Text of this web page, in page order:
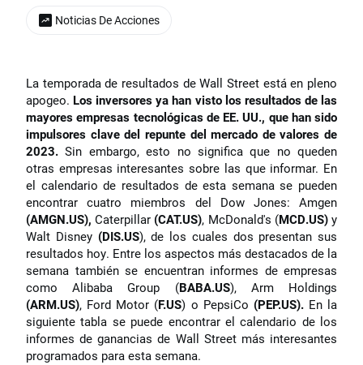
La temporada de resultados de Wall Street está en pleno
apogeo. Los inversores ya han visto los resultados de las
mayores empresas tecnológicas de EE. UU., que han sido
impulsores clave del repunte del mercado de valores de
2023. Sin embargo, esto no significa que no queden
otras empresas interesantes sobre las que informar. En
el calendario de resultados de esta semana se pueden
encontrar cuatro miembros del Dow Jones: Amgen
(AMGN.US), Caterpillar (CAT.US), McDonald's (MCD.US)y
Walt Disney (DIS.US), de los cuales dos presentan sus
resultados hoy. Entre los aspectos más destacados de la
semana también se encuentran informes de empresas
como Alibaba Group (BABA.US), Arm Holdings
(ARM.US), Ford Motor (F.US) o PepsiCo (PEP.US).En la
siguiente tabla se puede encontrar el calendario de los
informes de ganancias de Wall Street más interesantes
programados para esta semana.
Noticias De Acciones